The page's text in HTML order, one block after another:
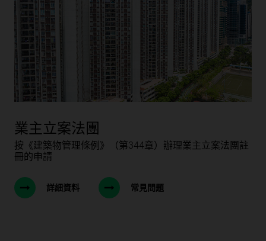
業主立案法團
按《建築物管理條例》（第344章）辦理業主立案法團註
冊的申請
詳細資料 常見問題